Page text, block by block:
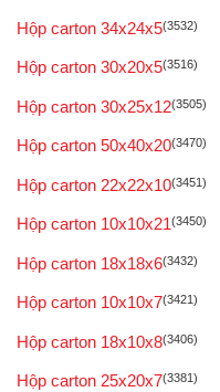
Hộp carton 34x24x5(3532)
Hộp carton 30x20x5(3516)
Hộp carton 30x25x12(3505)
Hộp carton 50x40x20(3470)
Hộp carton 22x22x10(3451)
Hộp carton 10x10x21(3450)
Hộp carton 18x18x6(3432)
Hộp carton 10x10x7(3421)
Hộp carton 18x10x8(3406)
Hộp carton 25x20x7(3381)